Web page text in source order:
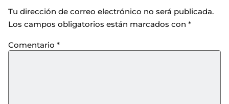
Tu dirección de correo electrónico no será publicada.
Los campos obligatorios están marcados con *
Comentario *